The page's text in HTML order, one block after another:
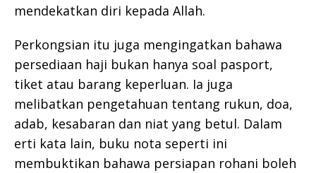
mendekatkan diri kepada Allah.
Perkongsian itu juga mengingatkan bahawa
persediaan haji bukan hanya soal pasport,
tiket atau barang keperluan. Ia juga
melibatkan pengetahuan tentang rukun, doa,
adab, kesabaran dan niat yang betul. Dalam
erti kata lain, buku nota seperti ini
membuktikan bahawa persiapan rohani boleh